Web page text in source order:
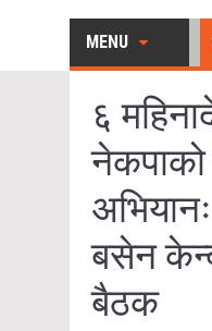
MENU
६
नेकपाको
बसेन
बैठक